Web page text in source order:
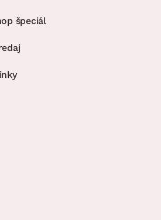
špeciál